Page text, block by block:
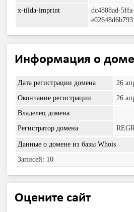
x-tilda-imprint
dc4888ad-
e02648d6b793
Информация о
Дата регистрации домена
26
Окончание регистрации
26
Владелец домена
Регистратор домена
Данные о домене из базы Whois
Записей: 10
Оцените сайт